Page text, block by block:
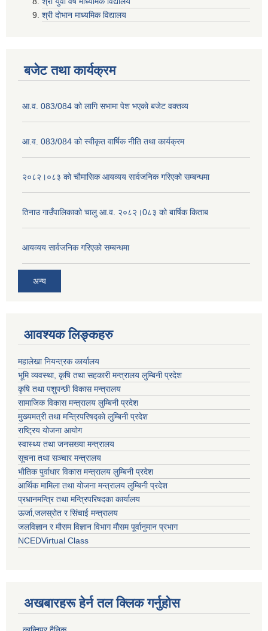
श्री दोभान माध्यमिक विद्यालय
बजेट तथा कार्यक्रम
आ.व. 083/084 को लागि सभामा पेश भएको बजेट वक्तव्य
आ.व. 083/084 को स्वीकृत वार्षिक नीति तथा कार्यक्रम
२०८२।०८३ को चौमासिक आयव्यय सार्वजनिक गरिएको सम्बन्धमा
तिनाउ गाउँपालिकाको चालु आ.व. २०८२।0८३ को बार्षिक किताब
आयव्यय सार्वजनिक गरिएको सम्बन्धमा
अन्य
आवश्यक लिङ्कहरु
महालेखा नियन्त्रक कार्यालय
भूमि व्यवस्था, कृषि तथा सहकारी मन्त्रालय लुम्बिनी प्रदेश
कृषि तथा पशुपन्छी विकास मन्त्रालय
सामाजिक विकास मन्त्रालय लुम्बिनी प्रदेश
मुख्यमत्री तथा मन्त्रिपरिषद्काे लुम्बिनी प्रदेश
राष्ट्रिय योजना आयोग
स्वास्थ्य तथा जनसख्या मन्त्रालय
सूचना तथा सञ्चार मन्त्रालय
भाैतिक पुर्वाधार विकास मन्त्रालय लुम्बिनी प्रदेश
आर्थिक मामिला तथा योजना मन्त्रालय लुम्बिनी प्रदेश
प्रधानमन्त्रि तथा मन्त्रिपरिषदका कार्यालय
ऊर्जा,जलस्रोत र सिंचाई मन्त्रालय
जलविज्ञान र मौसम विज्ञान विभाग मौसम पूर्वानुमान प्रभाग
NCEDVirtual Class
अखबारहरू हेर्न तल क्लिक गर्नुहोस